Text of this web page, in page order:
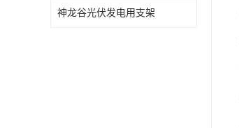
神龙谷光伏发电用支架